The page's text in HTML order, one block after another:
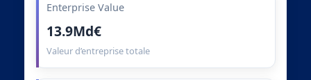
Enterprise Value
13.9Md€
Valeur d’entreprise totale